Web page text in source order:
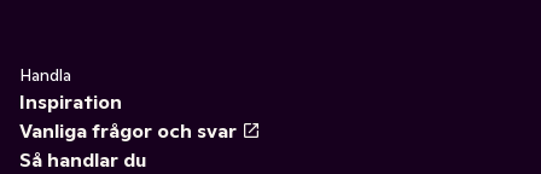
Handla
Inspiration
Vanliga frågor och svar
Så handlar du